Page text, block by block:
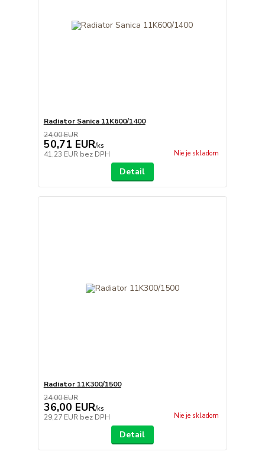
Radiator Sanica 11K600/1400
24,00 EUR
50,71 EUR/ks
41,23 EUR bez DPH Nie je skladom
Detail
Radiator 11K300/1500
24,00 EUR
36,00 EUR/ks
29,27 EUR bez DPH Nie je skladom
Detail